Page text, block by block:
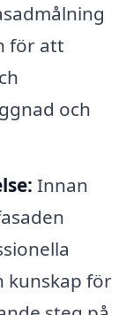
för att
och
Innan
kunskap för